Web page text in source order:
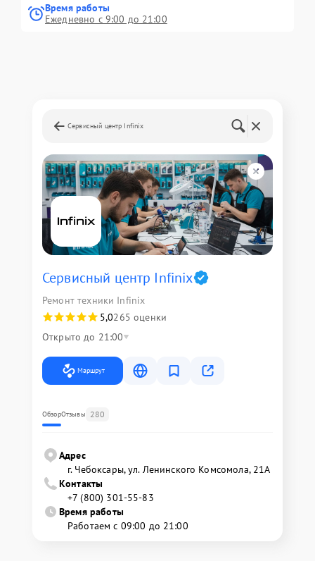
Время работы
Ежедневно с 9:00 до 21:00
Сервисный центр Infinix
Сервисный центр Infinix
Ремонт техники Infinix
5,0265 оценки
Открыто до 21:00
Маршрут
ОбзорОтзывы 280
Адрес
г. Чебоксары, ул. Ленинского Комсомола, 21А
Контакты
+7 (800) 301-55-83
Время работы
Работаем с 09:00 до 21:00